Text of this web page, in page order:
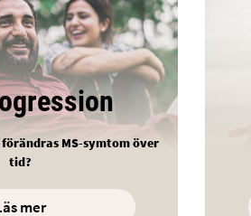
MS-symtom över
tid?
mer